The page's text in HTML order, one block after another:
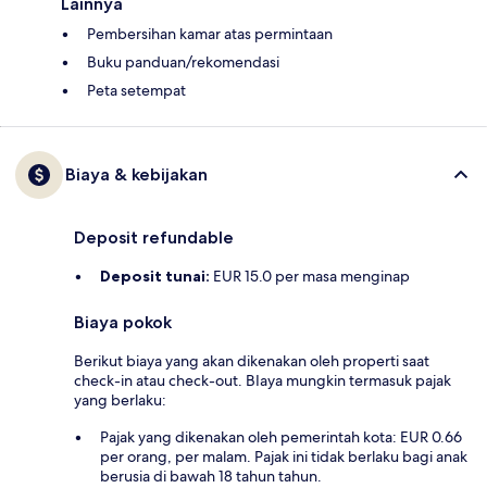
Pembersihan kamar atas permintaan
Buku panduan/rekomendasi
Peta setempat
Biaya & kebijakan
Deposit refundable
Deposit tunai: EUR 15.0 per masa menginap
Biaya pokok
Berikut biaya yang akan dikenakan oleh properti saat
check-in atau check-out. BIaya mungkin termasuk pajak
yang berlaku:
Pajak yang dikenakan oleh pemerintah kota: EUR 0.66
per orang, per malam. Pajak ini tidak berlaku bagi anak
berusia di bawah 18 tahun tahun.